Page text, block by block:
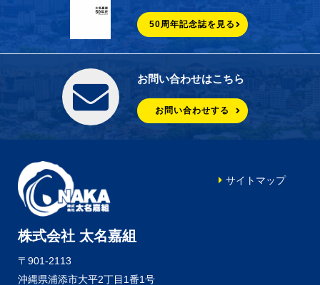
50周年記念誌を見る
お問い合わせはこちら
お問い合わせする
株式会社 太名嘉組
〒901-2113
沖縄県浦添市大平2丁目1番1号
サイトマップ